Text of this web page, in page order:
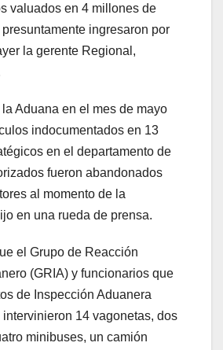
valuados en 4 millones de
ingresaron por
la gerente Regional,
Aduana en el mes de mayo
indocumentados en 13
en el departamento de
fueron abandonados
al momento de la
en una rueda de prensa.
el Grupo de Reacción
(GRIA) y funcionarios que
de Inspección Aduanera
intervinieron 14 vagonetas, dos
minibuses, un camión